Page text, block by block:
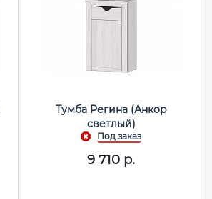
Тумба Регина (Анкор
светлый)
9 710 р.